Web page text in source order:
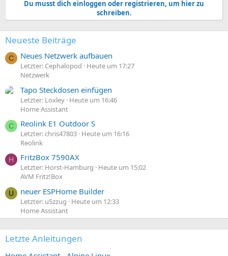
Du musst dich einloggen oder registrieren, um hier zu
schreiben.
Neueste Beiträge
C Neues Netzwerk aufbauen
Letzter: Cephalopod
Heute um 17:27
Netzwerk
Tapo Steckdosen einfügen
Letzter: Loxley Heute um 16:46
Home Assistant
C Reolink E1 Outdoor S
Letzter: chris47803 Heute um 16:16
Reolink
H FritzBox 7590AX
Letzter: Horst-Hamburg
Heute um 15:02
AVM Fritz!Box
U neuer ESPHome Builder
Letzter: u5zzug
Heute um 12:33
Home Assistant
Letzte Anleitungen